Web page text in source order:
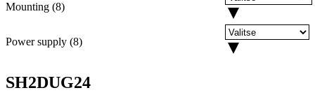
Mounting (8)
Power supply (8)
SH2DUG24